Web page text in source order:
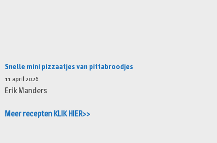
Snelle mini pizzaatjes van pittabroodjes
11 april 2026
Erik Manders
Meer recepten KLIK HIER>>